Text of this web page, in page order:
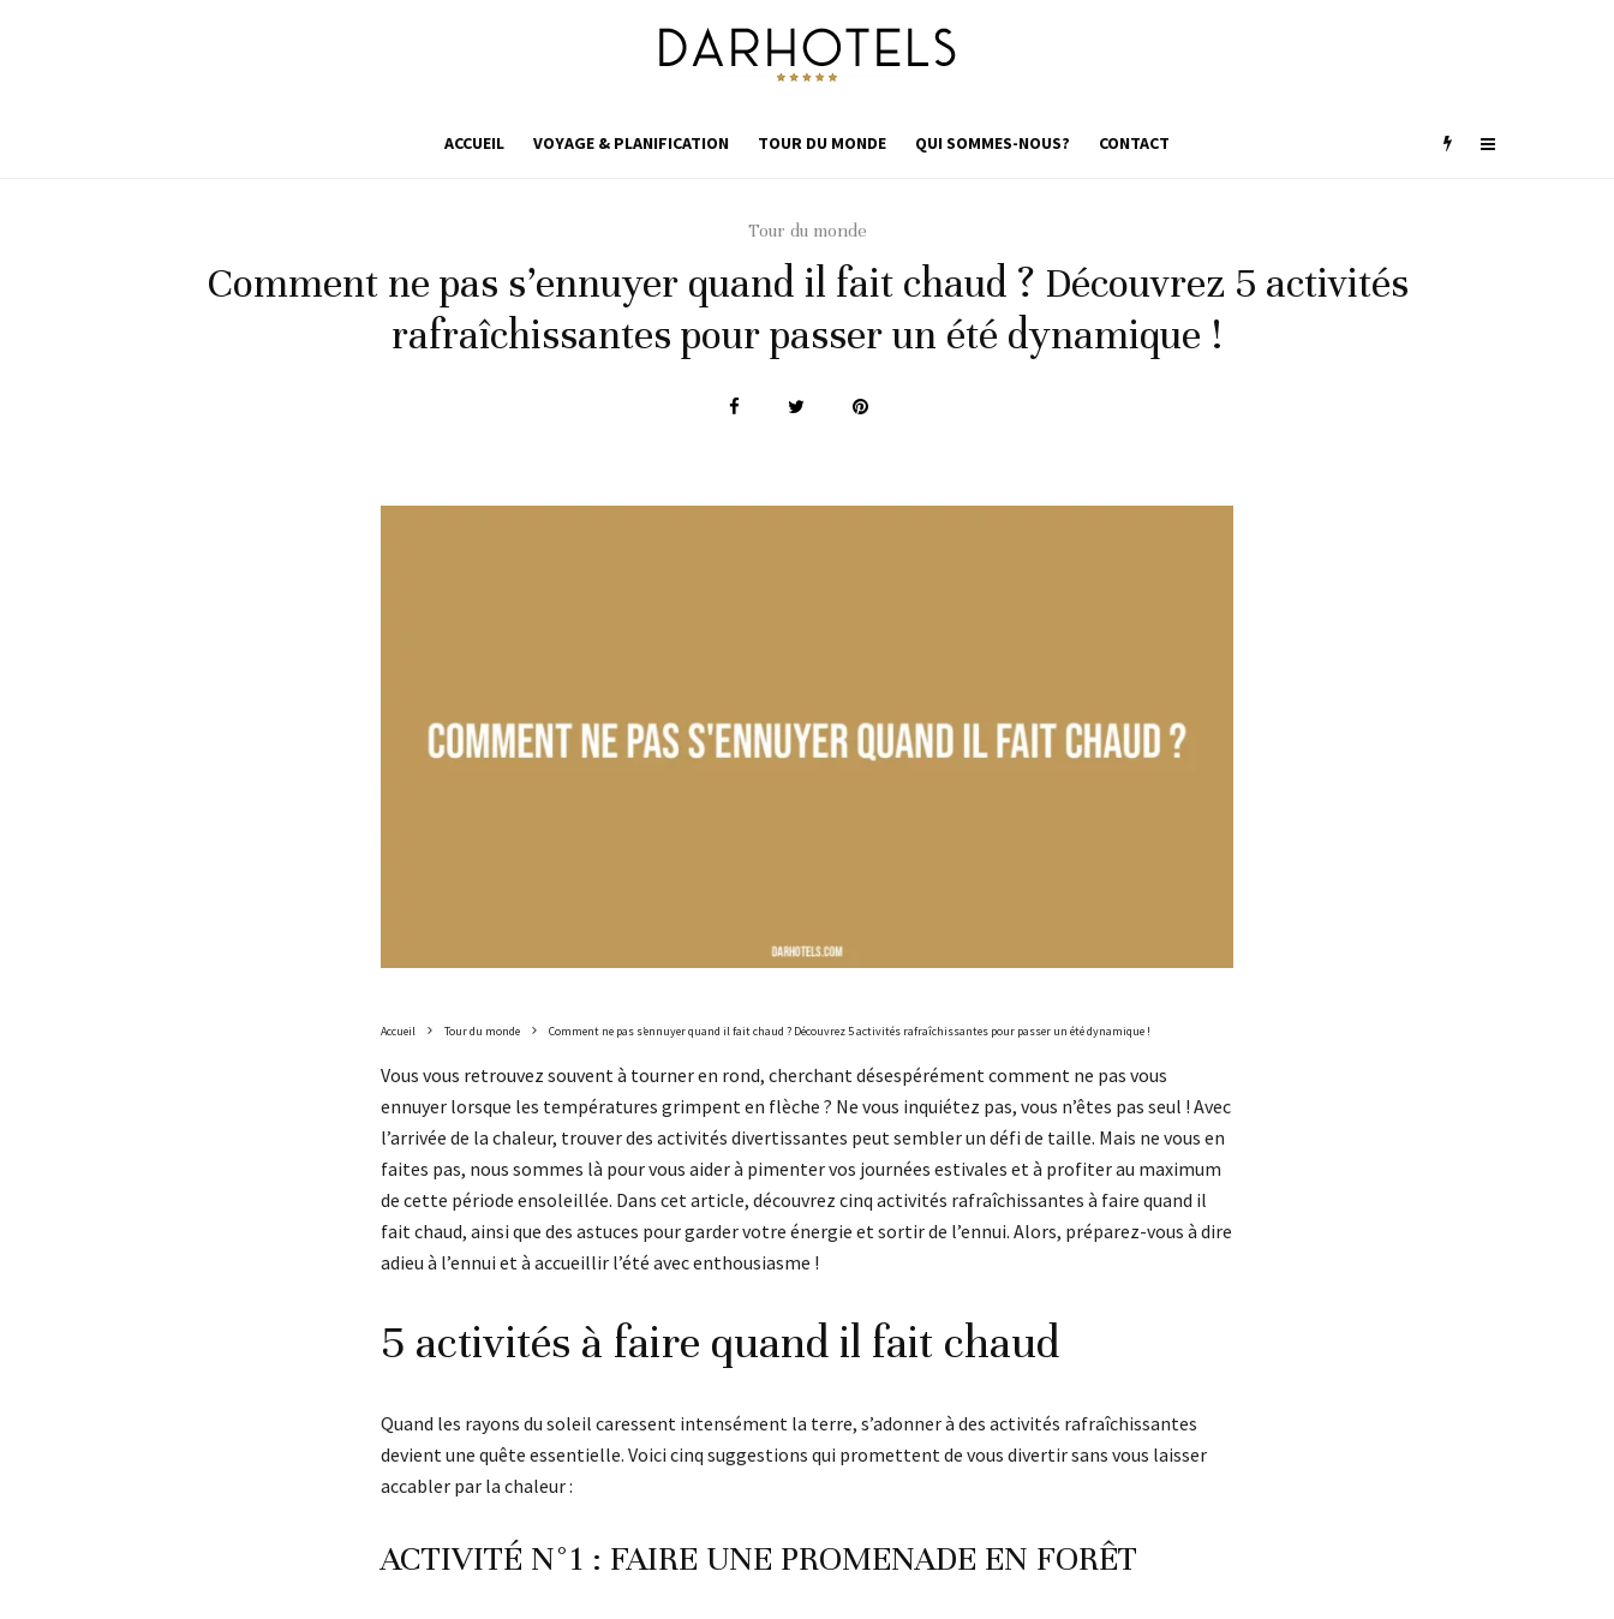
ACCUEIL VOYAGE & PLANIFICATION TOUR DU MONDE QUI SOMMES-NOUS? CONTACT
Tour du monde
Comment ne pas s’ennuyer quand il fait chaud ? Découvrez 5 activités
rafraîchissantes pour passer un été dynamique !
Accueil Tour du monde Comment ne pas s’ennuyer quand il fait chaud ? Découvrez 5 activités rafraîchissantes pour passer un été dynamique !
Vous vous retrouvez souvent à tourner en rond, cherchant désespérément comment ne pas vous
ennuyer lorsque les températures grimpent en flèche ? Ne vous inquiétez pas, vous n’êtes pas seul ! Avec
l’arrivée de la chaleur, trouver des activités divertissantes peut sembler un défi de taille. Mais ne vous en
faites pas, nous sommes là pour vous aider à pimenter vos journées estivales et à profiter au maximum
de cette période ensoleillée. Dans cet article, découvrez cinq activités rafraîchissantes à faire quand il
fait chaud, ainsi que des astuces pour garder votre énergie et sortir de l’ennui. Alors, préparez-vous à dire
adieu à l’ennui et à accueillir l’été avec enthousiasme !
5 activités à faire quand il fait chaud
Quand les rayons du soleil caressent intensément la terre, s’adonner à des activités rafraîchissantes
devient une quête essentielle. Voici cinq suggestions qui promettent de vous divertir sans vous laisser
accabler par la chaleur :
ACTIVITÉ N°1 : FAIRE UNE PROMENADE EN FORÊT